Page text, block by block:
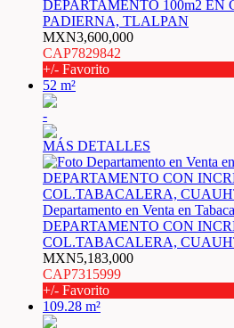
DEPARTAMENTO 100m2 EN
PADIERNA, TLALPAN
MXN3,600,000
CAP7829842
+/- Favorito
52 m²
-
MÁS DETALLES
Departamento en Venta en
DEPARTAMENTO CON
COL.TABACALERA,
MXN5,183,000
CAP7315999
+/- Favorito
109.28 m²